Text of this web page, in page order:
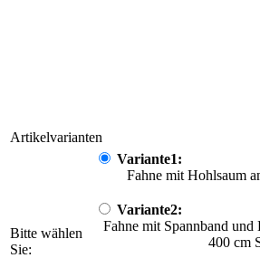
Artikelvarianten
Bitte wählen
Sie:
Variante1:
Fahne mit Hohlsaum
Variante2:
Fahne mit Spannband und
400 cm